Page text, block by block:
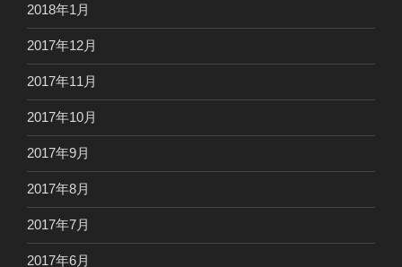
2018年1月
2017年12月
2017年11月
2017年10月
2017年9月
2017年8月
2017年7月
2017年6月